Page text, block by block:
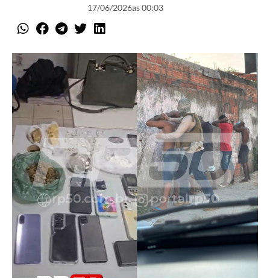
17/06/2026as 00:03